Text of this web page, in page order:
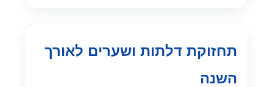
תחזוקת דלתות ושערים לאורך
השנה